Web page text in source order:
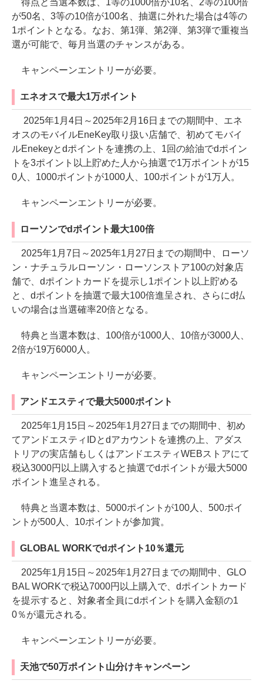
得点と当選本数は、1等の1000倍が10名、2等の100倍
が50名、3等の10倍が100名、抽選に外れた場合は4等の
1ポイントとなる。なお、第1弾、第2弾、第3弾で重複当
選が可能で、毎月当選のチャンスがある。
キャンペーンエントリーが必要。
エネオスで最大1万ポイント
2025年1月4日～2025年2月16日までの期間中、エネ
オスのモバイルEneKey取り扱い店舗で、初めてモバイ
ルEnekeyとdポイントを連携の上、1回の給油でdポイン
トを3ポイント以上貯めた人から抽選で1万ポイントが15
0人、1000ポイントが1000人、100ポイントが1万人。
キャンペーンエントリーが必要。
ローソンでdポイント最大100倍
2025年1月7日～2025年1月27日までの期間中、ローソ
ン・ナチュラルローソン・ローソンストア100の対象店
舗で、dポイントカードを提示し1ポイント以上貯める
と、dポイントを抽選で最大100倍進呈され、さらにd払
いの場合は当選確率20倍となる。
特典と当選本数は、100倍が1000人、10倍が3000人、
2倍が19万6000人。
キャンペーンエントリーが必要。
アンドエスティで最大5000ポイント
2025年1月15日～2025年1月27日までの期間中、初め
てアンドエスティIDとdアカウントを連携の上、アダス
トリアの実店舗もしくはアンドエスティWEBストアにて
税込3000円以上購入すると抽選でdポイントが最大5000
ポイント進呈される。
特典と当選本数は、5000ポイントが100人、500ポイ
ントが500人、10ポイントが参加賞。
GLOBAL WORKでdポイント10％還元
2025年1月15日～2025年1月27日までの期間中、GLO
BAL WORKで税込7000円以上購入で、dポイントカード
を提示すると、対象者全員にdポイントを購入金額の1
0％が還元される。
キャンペーンエントリーが必要。
天池で50万ポイント山分けキャンペーン